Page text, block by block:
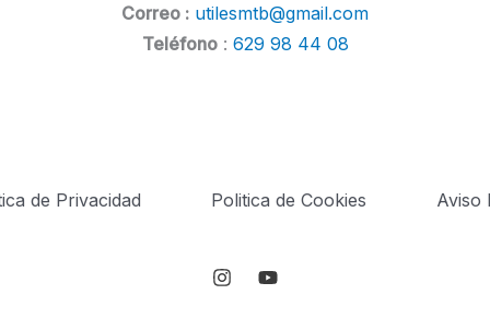
Correo : utilesmtb@gmail.com
Teléfono: 629 98 44 08
de Privacidad Politica de Cookies Aviso